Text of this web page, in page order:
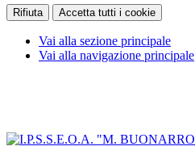
Rifiuta Accetta tutti i cookie
Vai alla sezione principale
Vai alla navigazione principale